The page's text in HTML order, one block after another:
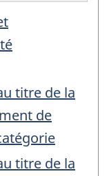
titre de la
de
titre de la